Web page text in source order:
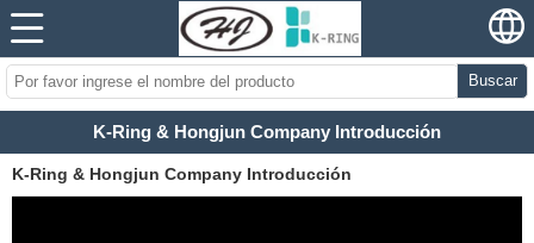
Buscar
K-Ring & Hongjun Company Introducción
K-Ring & Hongjun Company Introducción